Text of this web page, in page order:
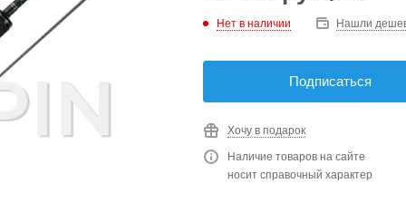
Нет в наличии Нашли
Подписаться
Хочу в подарок
Наличие товаров на сайте
носит справочный характер